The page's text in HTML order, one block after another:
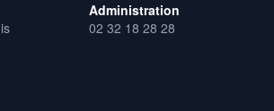
Administration
02 32 18 28 28